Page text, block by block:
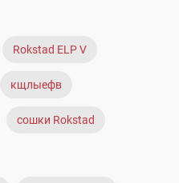
Rokstad ELP V
кщлыефв
сошки Rokstad